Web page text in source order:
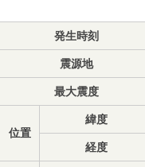
発生時刻
震源地
最大震度
位置
緯度
経度